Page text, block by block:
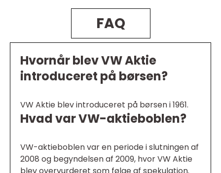
FAQ
Hvornår blev VW Aktie
introduceret på børsen?
VW Aktie blev introduceret på børsen i 1961.
Hvad var VW-aktieboblen?
VW-aktieboblen var en periode i slutningen af
2008 og begyndelsen af 2009, hvor VW Aktie